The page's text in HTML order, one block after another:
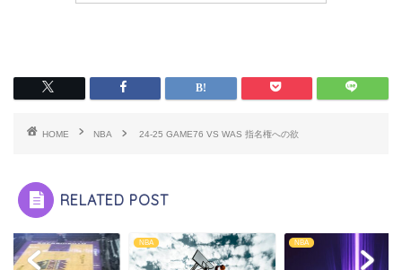
HOME NBA 24-25 GAME76 VS WAS 指名権への欲
RELATED POST
NBA NBA